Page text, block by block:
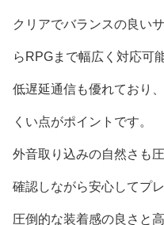
クリアでバランスの良い
らRPGまで幅広く対応可
低遅延通信も優れており
くい点がポイントです。
外音取り込みの自然さも
確認しながら安心してプ
圧倒的な装着感の良さと